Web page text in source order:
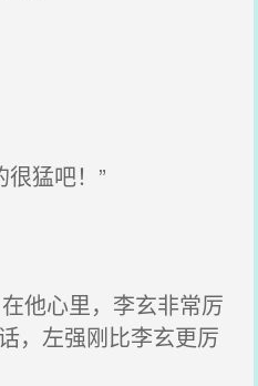
猛吧！”
他心里，李玄非常厉
，左强刚比李玄更厉